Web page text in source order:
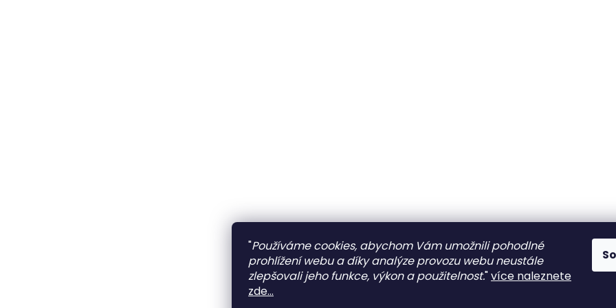
"Používáme cookies, abychom Vám umožnili pohodlné
prohlížení webu a díky analýze provozu webu neustále
zlepšovali jeho funkce, výkon a použitelnost."více naleznete
zde...